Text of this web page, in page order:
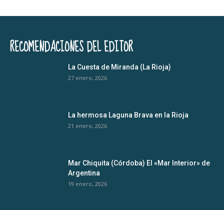
RECOMENDACIONES DEL EDITOR
La Cuesta de Miranda (La Rioja)
27 enero, 2026
La hermosa Laguna Brava en la Rioja
21 enero, 2026
Mar Chiquita (Córdoba) El «Mar Interior» de
Argentina
19 enero, 2026